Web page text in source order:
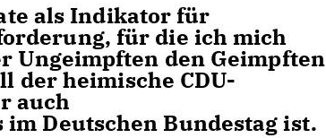
als Indikator für
für die ich mich
Ungeimpften den Geimpften
der heimische CDU-
auch
Deutschen Bundestag ist.